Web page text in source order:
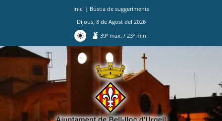
Inici | Bústia de suggeriments
Dijous, 8de Agostdel 2026
39º max./ 23º min.